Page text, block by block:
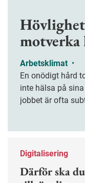
motverka
Arbetsklimat •
En onödigt hård
inte hälsa på
jobbet är ofta
Digitalisering
Därför ska